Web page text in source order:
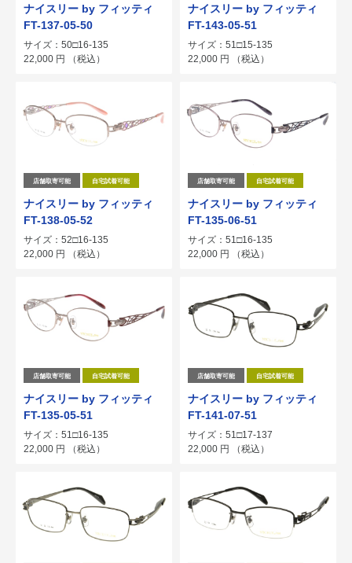
ナイスリー by フィッティ
FT-137-05-50
サイズ：50□16-135
22,000 円 （税込）
ナイスリー by フィッティ
FT-143-05-51
サイズ：51□15-135
22,000 円 （税込）
店舗取寄可能 自宅試着可能
ナイスリー by フィッティ
FT-138-05-52
サイズ：52□16-135
22,000 円 （税込）
店舗取寄可能 自宅試着可能
ナイスリー by フィッティ
FT-135-06-51
サイズ：51□16-135
22,000 円 （税込）
店舗取寄可能 自宅試着可能
ナイスリー by フィッティ
FT-135-05-51
サイズ：51□16-135
22,000 円 （税込）
店舗取寄可能 自宅試着可能
ナイスリー by フィッティ
FT-141-07-51
サイズ：51□17-137
22,000 円 （税込）